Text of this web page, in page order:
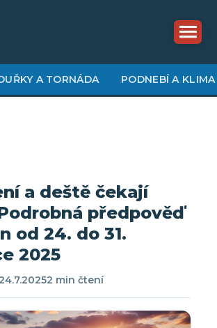
A TORNÁDA PODNEBÍ A KLIMA
a deště čekají
předpověď
od 24. do 31.
2025
24.7.20252 min čtení